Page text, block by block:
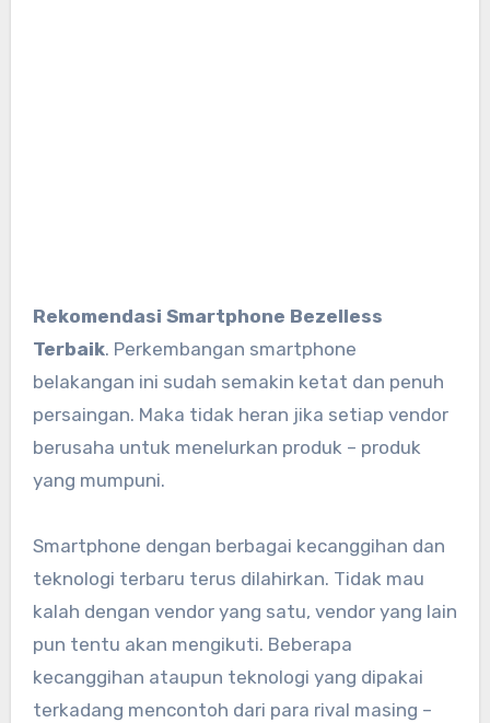
Rekomendasi Smartphone Bezelless
Terbaik. Perkembangan smartphone
belakangan ini sudah semakin ketat dan penuh
persaingan. Maka tidak heran jika setiap vendor
berusaha untuk menelurkan produk – produk
yang mumpuni.
Smartphone dengan berbagai kecanggihan dan
teknologi terbaru terus dilahirkan. Tidak mau
kalah dengan vendor yang satu, vendor yang lain
pun tentu akan mengikuti. Beberapa
kecanggihan ataupun teknologi yang dipakai
terkadang mencontoh dari para rival masing –